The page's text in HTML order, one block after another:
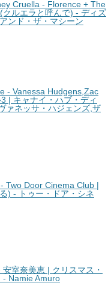
Cruella - Florence + The
ルエラと呼んで) - ディズ
ンド・ザ・マシーン
- Vanessa Hudgens,Zac
| キャナイ・ハブ・ディ
ァネッサ・ハジェンズ,ザ
Two Door Cinema Club |
) - トゥー・ドア・シネ
室奈美恵 | クリスマス・
- Namie Amuro